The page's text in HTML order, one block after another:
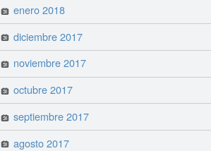
enero 2018
diciembre 2017
noviembre 2017
octubre 2017
septiembre 2017
agosto 2017